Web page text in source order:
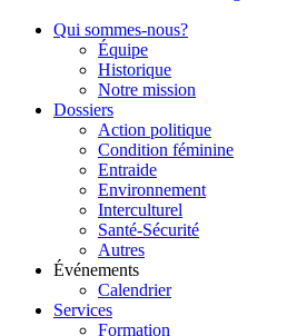
Qui sommes-nous?
Équipe
Historique
Notre mission
Dossiers
Action politique
Condition féminine
Entraide
Environnement
Interculturel
Santé-Sécurité
Autres
Événements
Calendrier
Services
Formation